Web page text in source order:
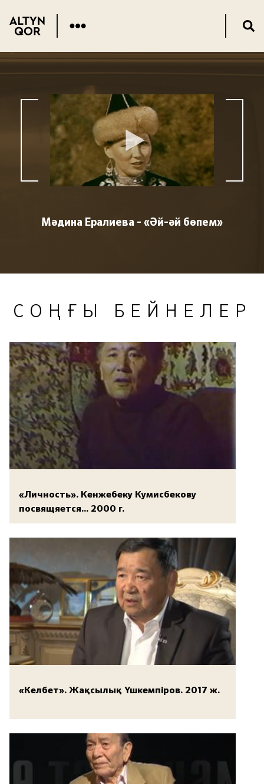
Мәдина Ералиева - «Әй-әй бөпем»
СОҢҒЫ БЕЙНЕЛЕР
«Личность». Кенжебеку Кумисбекову
посвящяется... 2000 г.
«Келбет». Жақсылық Үшкемпіров. 2017 ж.